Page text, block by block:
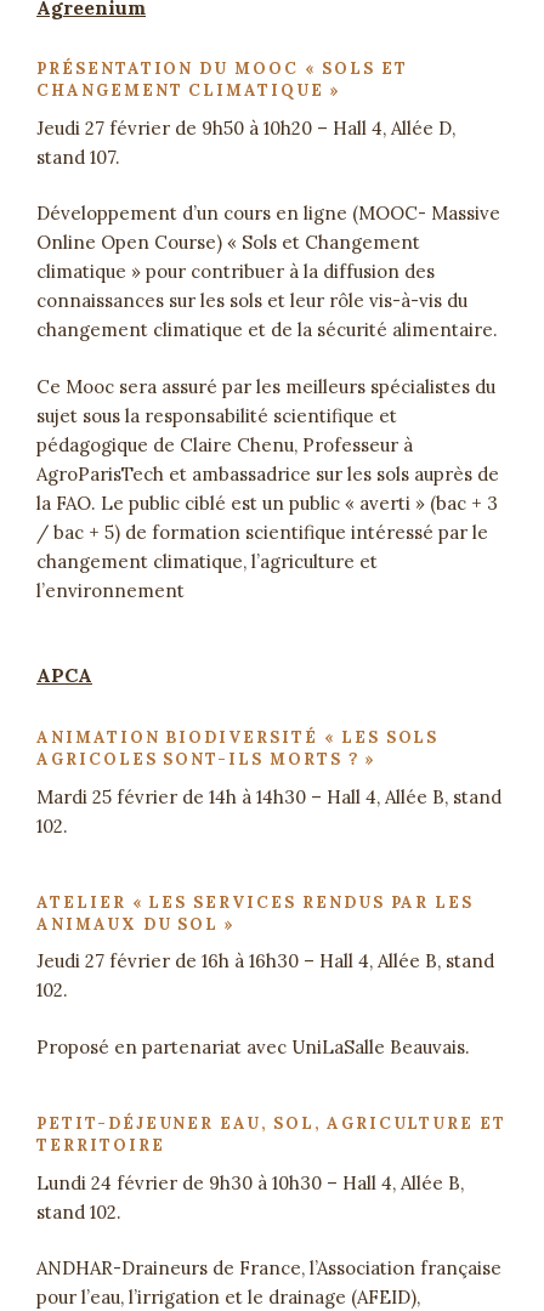
Agreenium
PRÉSENTATION DU MOOC « SOLS ET
CHANGEMENT CLIMATIQUE »
Jeudi 27 février de 9h50 à 10h20 – Hall 4, Allée D,
stand 107.
Développement d’un cours en ligne (MOOC- Massive
Online Open Course) « Sols et Changement
climatique » pour contribuer à la diffusion des
connaissances sur les sols et leur rôle vis-à-vis du
changement climatique et de la sécurité alimentaire.
Ce Mooc sera assuré par les meilleurs spécialistes du
sujet sous la responsabilité scientifique et
pédagogique de Claire Chenu, Professeur à
AgroParisTech et ambassadrice sur les sols auprès de
la FAO. Le public ciblé est un public « averti » (bac + 3
/ bac + 5) de formation scientifique intéressé par le
changement climatique, l’agriculture et
l’environnement
APCA
ANIMATION BIODIVERSITÉ « LES SOLS
AGRICOLES SONT-ILS MORTS ? »
Mardi 25 février de 14h à 14h30 – Hall 4, Allée B, stand
102.
ATELIER « LES SERVICES RENDUS PAR LES
ANIMAUX DU SOL »
Jeudi 27 février de 16h à 16h30 – Hall 4, Allée B, stand
102.
Proposé en partenariat avec UniLaSalle Beauvais.
PETIT-DÉJEUNER EAU, SOL, AGRICULTURE ET
TERRITOIRE
Lundi 24 février de 9h30 à 10h30 – Hall 4, Allée B,
stand 102.
ANDHAR-Draineurs de France, l’Association française
pour l’eau, l’irrigation et le drainage (AFEID),